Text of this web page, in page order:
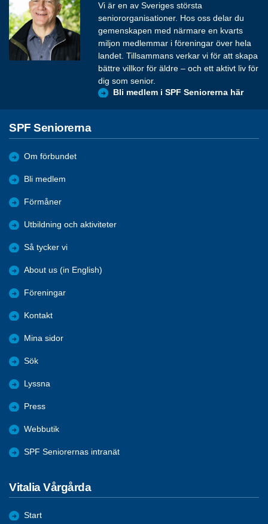
Vi är en av Sveriges största
seniororganisationer. Hos oss delar du
gemenskapen med närmare en kvarts
miljon medlemmar i föreningar över hela
landet. Tillsammans verkar vi för att skapa
bättre villkor för äldre – och ett aktivt liv för
dig som senior.
Bli medlem i SPF Seniorerna här
SPF Seniorerna
Om förbundet
Bli medlem
Förmåner
Utbildning och aktiviteter
Så tycker vi
About us (in English)
Föreningar
Kontakt
Mina sidor
Sök
Lyssna
Press
Webbutik
SPF Seniorernas intranät
Vitalia Vårgårda
Start